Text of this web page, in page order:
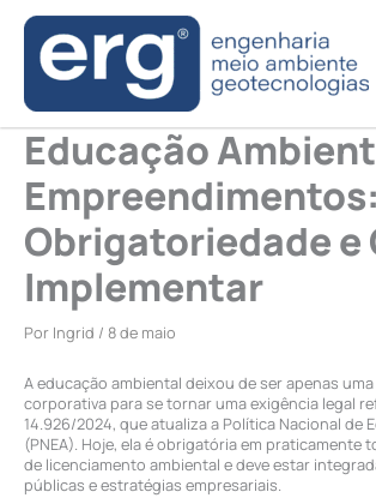
para
conteúdo
Educação
Empreendimentos:
Obrigatoriedade e
Implementar
Por Ingrid / 8 de maio
A educação ambiental deixou de ser apenas
corporativa para se tornar uma exigência legal
14.926/2024, que atualiza a Política Nacional de
(PNEA). Hoje, ela é obrigatória em praticamente
de licenciamento ambiental e deve estar
públicas e estratégias empresariais.